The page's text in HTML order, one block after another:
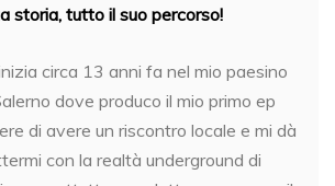
storia, tutto il suo percorso!
circa 13 anni fa nel mio paesino
dove produco il mio primo ep
di avere un riscontro locale e mi dà
con la realtà underground di